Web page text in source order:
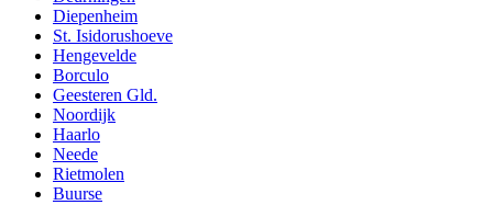
Diepenheim
St. Isidorushoeve
Hengevelde
Borculo
Geesteren Gld.
Noordijk
Haarlo
Neede
Rietmolen
Buurse